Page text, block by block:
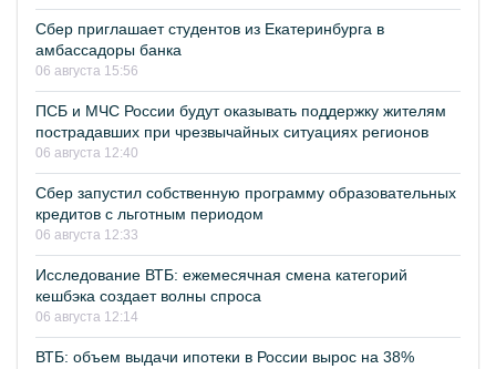
Сбер приглашает студентов из Екатеринбурга в
амбассадоры банка
06 августа 15:56
ПСБ и МЧС России будут оказывать поддержку жителям
пострадавших при чрезвычайных ситуациях регионов
06 августа 12:40
Сбер запустил собственную программу образовательных
кредитов с льготным периодом
06 августа 12:33
Исследование ВТБ: ежемесячная смена категорий
кешбэка создает волны спроса
06 августа 12:14
ВТБ: объем выдачи ипотеки в России вырос на 38%